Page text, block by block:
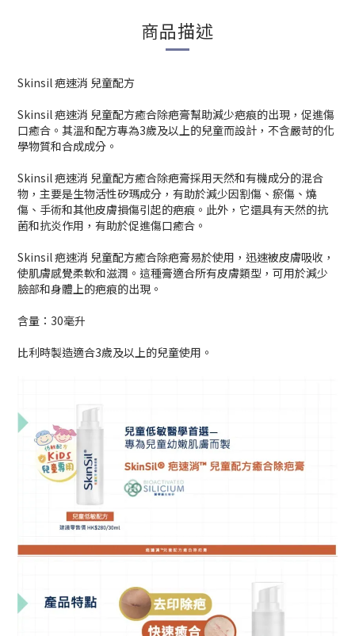
商品描述
Skinsil 疤速消 兒童配方
Skinsil 疤速消 兒童配方癒合除疤膏幫助減少疤痕的出現，促進傷
口癒合。其溫和配方專為3歲及以上的兒童而設計，不含嚴苛的化
學物質和合成成分。
Skinsil 疤速消 兒童配方癒合除疤膏採用天然和有機成分的混合
物，主要是生物活性矽瑪成分，有助於減少因割傷、瘀傷、燒
傷、手術和其他皮膚損傷引起的疤痕。此外，它還具有天然的抗
菌和抗炎作用，有助於促進傷口癒合。
Skinsil 疤速消 兒童配方癒合除疤膏易於使用，迅速被皮膚吸收，
使肌膚感覺柔軟和滋潤。這種膏適合所有皮膚類型，可用於減少
臉部和身體上的疤痕的出現。
含量：30毫升
比利時製造適合3歲及以上的兒童使用。